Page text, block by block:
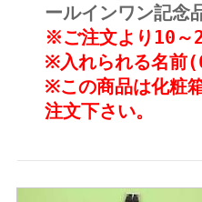
ールインワン記念
※ご注文より10～
※入れられる名前
※この商品は化粧
注文下さい。